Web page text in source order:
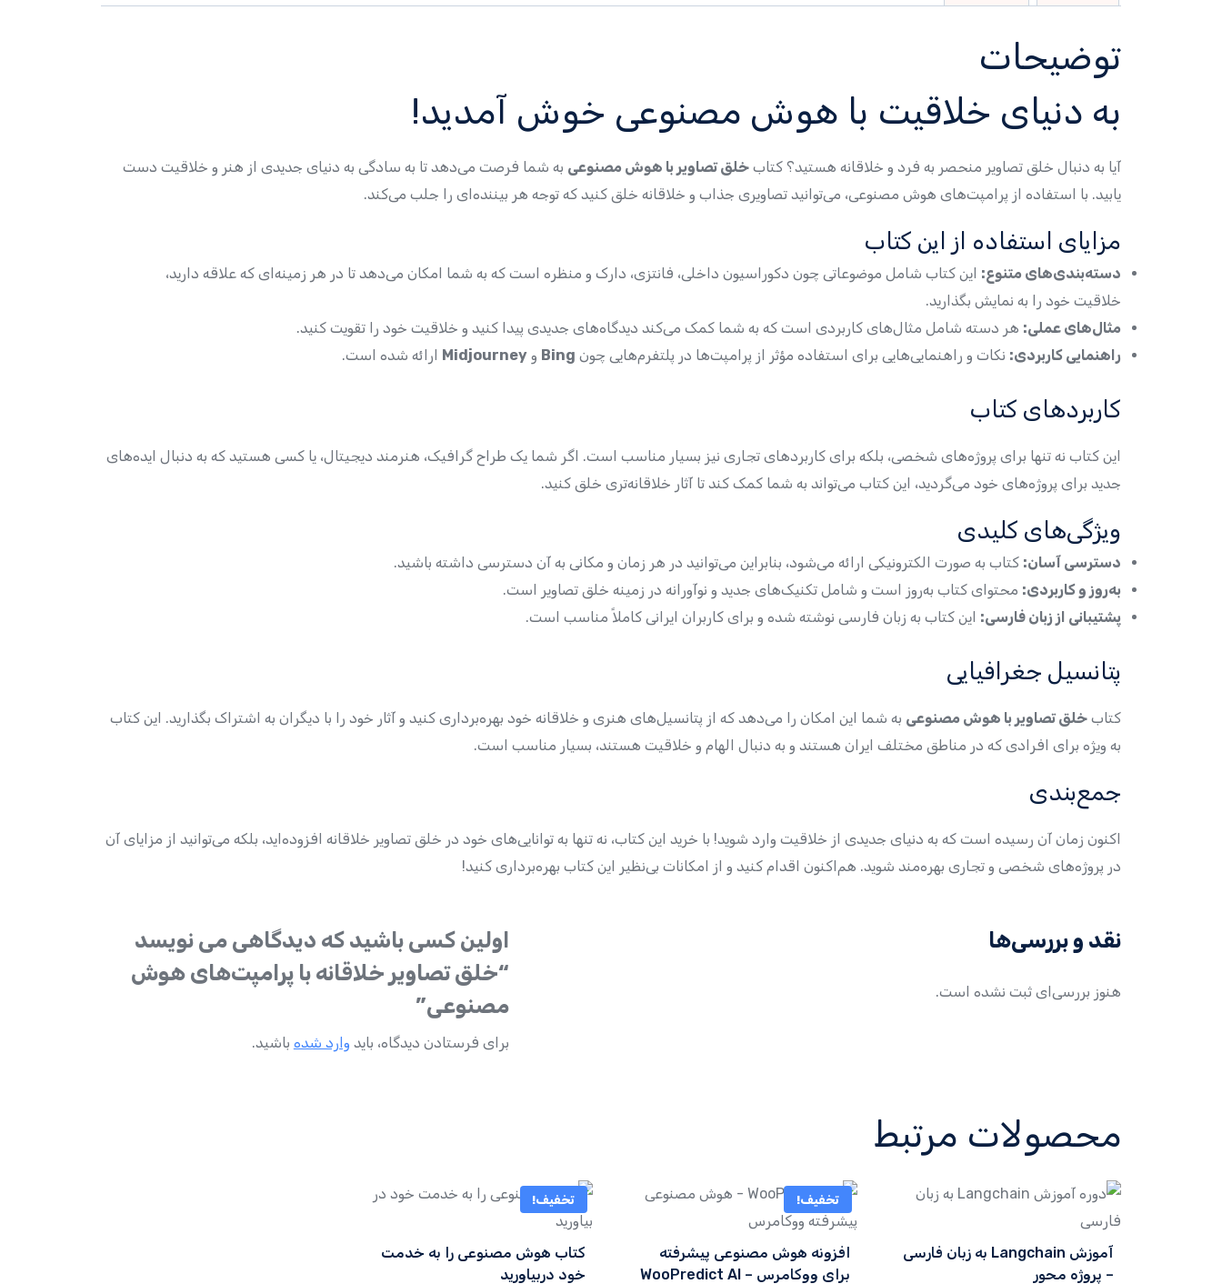
توضیحات
به دنیای خلاقیت با هوش مصنوعی خوش آمدید!
آیا به دنبال خلق تصاویر منحصر به فرد و خلاقانه هستید؟ کتاب خلق تصاویر با هوش مصنوعی به شما فرصت می‌دهد تا به سادگی به دنیای جدیدی از هنر و خلاقیت دست
یابید. با استفاده از پرامپت‌های هوش مصنوعی، می‌توانید تصاویری جذاب و خلاقانه خلق کنید که توجه هر بیننده‌ای را جلب می‌کند.
مزایای استفاده از این کتاب
دسته‌بندی‌های متنوع: این کتاب شامل موضوعاتی چون دکوراسیون داخلی، فانتزی، دارک و منظره است که به شما امکان می‌دهد تا در هر زمینه‌ای که علاقه دارید،
خلاقیت خود را به نمایش بگذارید.
مثال‌های عملی: هر دسته شامل مثال‌های کاربردی است که به شما کمک می‌کند دیدگاه‌های جدیدی پیدا کنید و خلاقیت خود را تقویت کنید.
راهنمایی کاربردی: نکات و راهنمایی‌هایی برای استفاده مؤثر از پرامپت‌ها در پلتفرم‌هایی چون Bing و Midjourney ارائه شده است.
کاربردهای کتاب
این کتاب نه تنها برای پروژه‌های شخصی، بلکه برای کاربردهای تجاری نیز بسیار مناسب است. اگر شما یک طراح گرافیک، هنرمند دیجیتال، یا کسی هستید که به دنبال ایده‌های
جدید برای پروژه‌های خود می‌گردید، این کتاب می‌تواند به شما کمک کند تا آثار خلاقانه‌تری خلق کنید.
ویژگی‌های کلیدی
دسترسی آسان: کتاب به صورت الکترونیکی ارائه می‌شود، بنابراین می‌توانید در هر زمان و مکانی به آن دسترسی داشته باشید.
به‌روز و کاربردی: محتوای کتاب به‌روز است و شامل تکنیک‌های جدید و نوآورانه در زمینه خلق تصاویر است.
پشتیبانی از زبان فارسی: این کتاب به زبان فارسی نوشته شده و برای کاربران ایرانی کاملاً مناسب است.
پتانسیل جغرافیایی
کتاب خلق تصاویر با هوش مصنوعی به شما این امکان را می‌دهد که از پتانسیل‌های هنری و خلاقانه خود بهره‌برداری کنید و آثار خود را با دیگران به اشتراک بگذارید. این کتاب
به ویژه برای افرادی که در مناطق مختلف ایران هستند و به دنبال الهام و خلاقیت هستند، بسیار مناسب است.
جمع‌بندی
اکنون زمان آن رسیده است که به دنیای جدیدی از خلاقیت وارد شوید! با خرید این کتاب، نه تنها به توانایی‌های خود در خلق تصاویر خلاقانه افزوده‌اید، بلکه می‌توانید از مزایای آن
در پروژه‌های شخصی و تجاری بهره‌مند شوید. هم‌اکنون اقدام کنید و از امکانات بی‌نظیر این کتاب بهره‌برداری کنید!
نقد و بررسی‌ها
هنوز بررسی‌ای ثبت نشده است.
اولین کسی باشید که دیدگاهی می نویسد
“خلق تصاویر خلاقانه با پرامپت‌های هوش
مصنوعی”
برای فرستادن دیدگاه، باید وارد شده باشید.
محصولات مرتبط
آموزش Langchain به زبان فارسی
– پروژه محور
تخفیف!
افزونه هوش مصنوعی پیشرفته
برای ووکامرس – WooPredict AI
تخفیف!
کتاب هوش مصنوعی را به خدمت
خود دربیاورید